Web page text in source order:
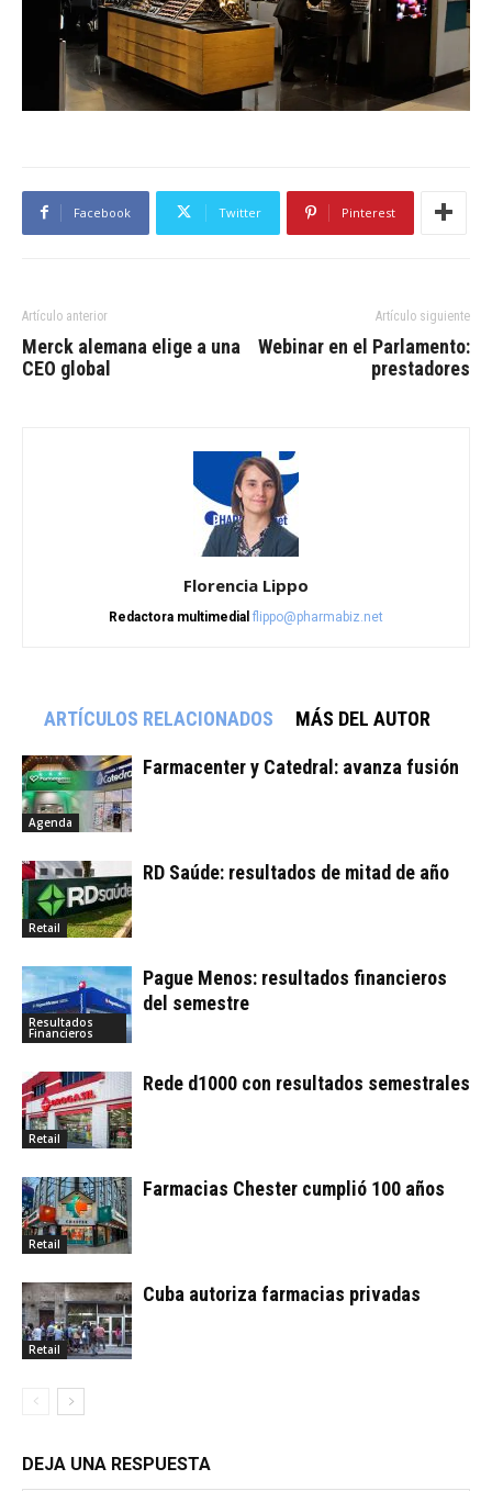
Facebook Twitter Pinterest
Artículo anterior
Merck alemana elige a una
CEO global
Artículo siguiente
Webinar en el Parlamento:
prestadores
Florencia Lippo
Redactora multimedial flippo@pharmabiz.net
ARTÍCULOS RELACIONADOS MÁS DEL AUTOR
Agenda
Farmacenter y Catedral: avanza fusión
Retail
RD Saúde: resultados de mitad de año
Resultados
Financieros
Pague Menos: resultados financieros
del semestre
Retail
Rede d1000 con resultados semestrales
Retail
Farmacias Chester cumplió 100 años
Retail
Cuba autoriza farmacias privadas
DEJA UNA RESPUESTA